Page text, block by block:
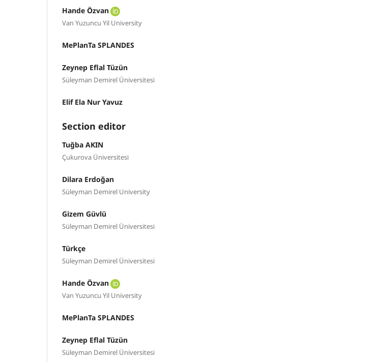
Hande Özvan
Van Yuzuncu Yil University
MePlanTa SPLANDES
Zeynep Eflal Tüzün
Süleyman Demirel Üniversitesi
Elif Ela Nur Yavuz
Section editor
Tuğba AKIN
Çukurova Üniversitesi
Dilara Erdoğan
Süleyman Demirel University
Gizem Güvlü
Süleyman Demirel Üniversitesi
Türkçe
Süleyman Demirel Üniversitesi
Hande Özvan
Van Yuzuncu Yil University
MePlanTa SPLANDES
Zeynep Eflal Tüzün
Süleyman Demirel Üniversitesi